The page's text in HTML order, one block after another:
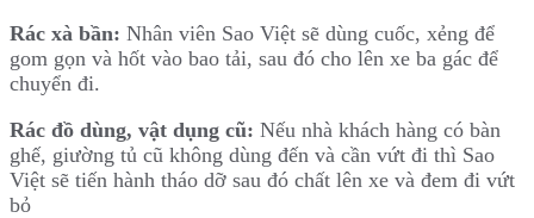
Rác xà bần: Nhân viên Sao Việt sẽ dùng cuốc, xẻng để
gom gọn và hốt vào bao tải, sau đó cho lên xe ba gác để
chuyển đi.
Rác đồ dùng, vật dụng cũ: Nếu nhà khách hàng có bàn
ghế, giường tủ cũ không dùng đến và cần vứt đi thì Sao
Việt sẽ tiến hành tháo dỡ sau đó chất lên xe và đem đi vứt
bỏ